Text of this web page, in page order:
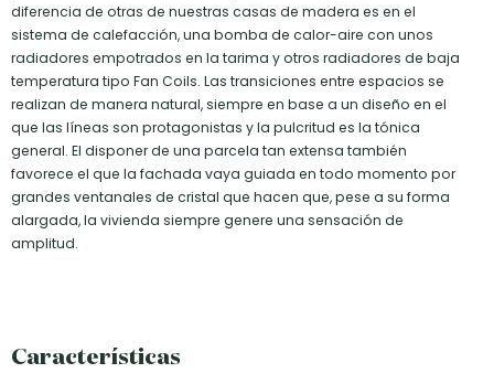
diferencia de otras de nuestras casas de madera es en el
sistema de calefacción, una bomba de calor-aire con unos
radiadores empotrados en la tarima y otros radiadores de baja
temperatura tipo Fan Coils. Las transiciones entre espacios se
realizan de manera natural, siempre en base a un diseño en el
que las líneas son protagonistas y la pulcritud es la tónica
general. El disponer de una parcela tan extensa también
favorece el que la fachada vaya guiada en todo momento por
grandes ventanales de cristal que hacen que, pese a su forma
alargada, la vivienda siempre genere una sensación de
amplitud.
Características